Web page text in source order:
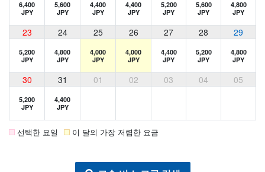
6,400
JPY
5,600
JPY
4,400
JPY
4,400
JPY
5,200
JPY
5,600
JPY
4,800
JPY
23 24 25 26 27 28 29
5,200
JPY
4,800
JPY
4,000
JPY
4,000
JPY
4,400
JPY
5,200
JPY
4,800
JPY
30 31 01 02 03 04 05
5,200
JPY
4,400
JPY
선택한 요일 이 달의 가장 저렴한 요금